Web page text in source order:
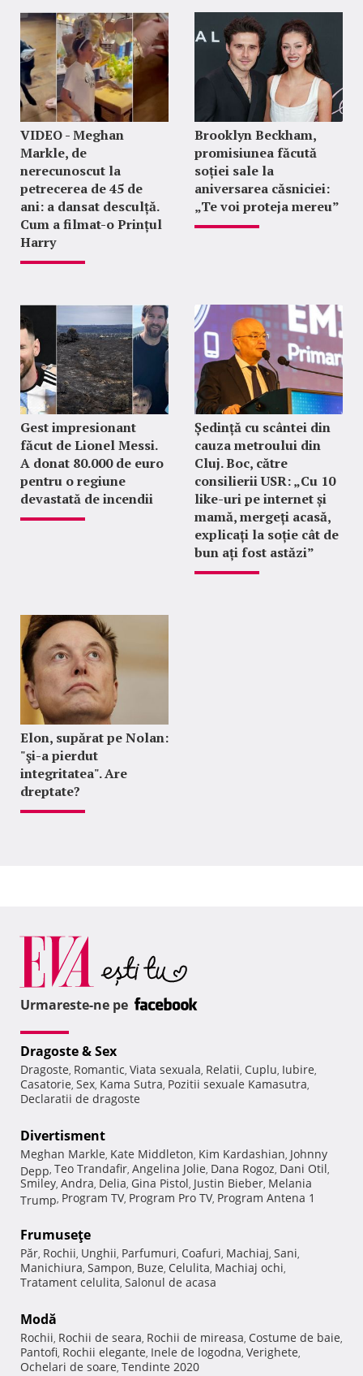
VIDEO - Meghan
Markle, de
nerecunoscut la
petrecerea de 45 de
ani: a dansat desculță.
Cum a filmat-o Prințul
Harry
Brooklyn Beckham,
promisiunea făcută
soției sale la
aniversarea căsniciei:
„Te voi proteja mereu”
Gest impresionant
făcut de Lionel Messi.
A donat 80.000 de euro
pentru o regiune
devastată de incendii
Ședință cu scântei din
cauza metroului din
Cluj. Boc, către
consilierii USR: „Cu 10
like-uri pe internet și
mamă, mergeți acasă,
explicați la soție cât de
bun ați fost astăzi”
Elon, supărat pe Nolan:
"şi-a pierdut
integritatea". Are
dreptate?
Urmareste-ne pe
Dragoste & Sex
Dragoste, Romantic, Viata sexuala, Relatii, Cuplu, Iubire,
Casatorie, Sex, Kama Sutra, Pozitii sexuale Kamasutra,
Declaratii de dragoste
Divertisment
Meghan Markle, Kate Middleton, Kim Kardashian, Johnny
Depp, Teo Trandafir, Angelina Jolie, Dana Rogoz, Dani Otil,
Smiley, Andra, Delia, Gina Pistol, Justin Bieber, Melania
Trump, Program TV, Program Pro TV, Program Antena 1
Frumuseţe
Păr, Rochii, Unghii, Parfumuri, Coafuri, Machiaj, Sani,
Manichiura, Sampon, Buze, Celulita, Machiaj ochi,
Tratament celulita, Salonul de acasa
Modă
Rochii, Rochii de seara, Rochii de mireasa, Costume de baie,
Pantofi, Rochii elegante, Inele de logodna, Verighete,
Ochelari de soare, Tendinte 2020